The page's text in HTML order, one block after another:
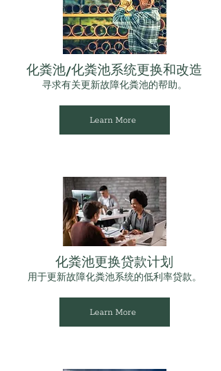
化粪池/化粪池系统更换和改造
寻求有关更新故障化粪池的帮助。
Learn More
化粪池更换贷款计划
用于更新故障化粪池系统的低利率贷款。
Learn More